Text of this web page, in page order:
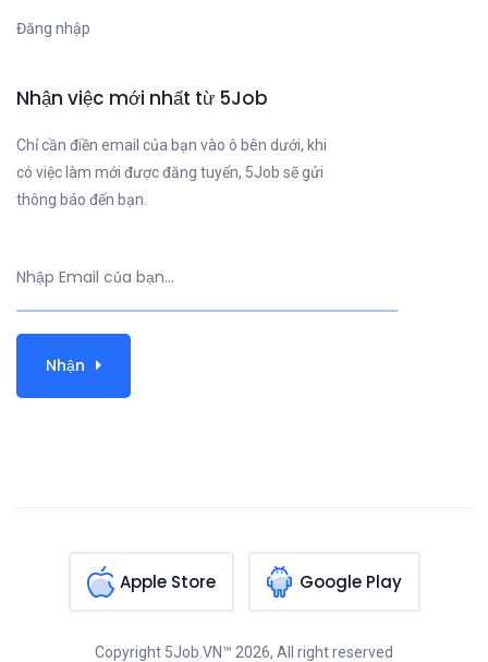
Đăng nhập
Nhận việc mới nhất từ 5Job
Chỉ cần điền email của bạn vào ô bên dưới, khi
có việc làm mới được đăng tuyển, 5Job sẽ gửi
thông báo đến bạn.
Nhận
Apple Store Google Play
Copyright 5Job.VN™ 2026, All right reserved